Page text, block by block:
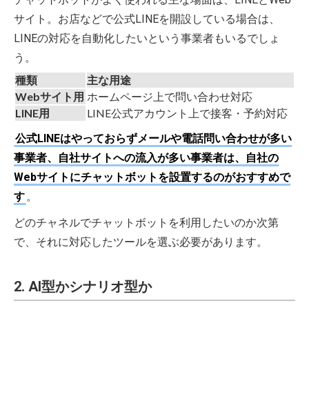
サイト。お店などで公式LINEを開設している場合は、
LINEの対応を自動化したいという事業者もいるでしょ
う。
種類
主な用途
Webサイト用 ホームページ上で問い合わせ対応
LINE用
LINE公式アカウント上で接客・予約対応
公式LINEはやっておらずメールや電話問い合わせが多い
事業者、自社サイトへの流入が多い事業者は、自社の
Webサイトにチャットボットを設置するのがおすすめで
す。
どのチャネルでチャットボットを利用したいのか次第
で、それに対応したツールを選ぶ必要があります。
2. AI型かシナリオ型か